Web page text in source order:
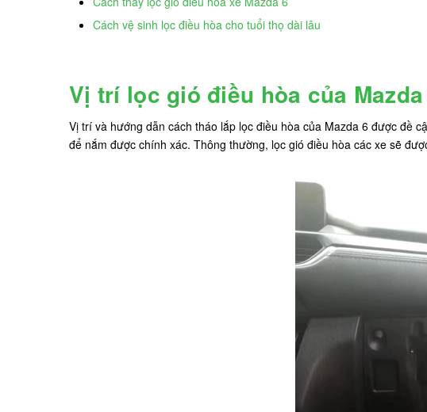
Cách vệ sinh lọc điều hòa cho tuổi thọ dài lâu
Vị trí lọc gió điều hòa của
Vị trí và hướng dẫn cách tháo lắp lọc điều hòa của Mazda 6 được đề
để nắm được chính xác. Thông thường, lọc gió điều hòa các xe sẽ